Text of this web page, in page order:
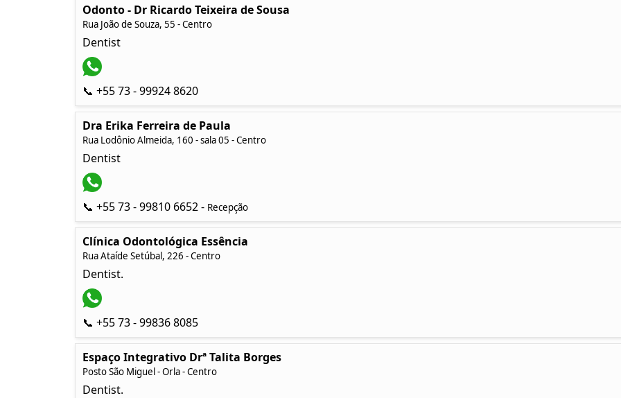
Odonto - Dr Ricardo Teixeira de Sousa
Rua João de Souza, 55 - Centro
Dentist
📞 +55 73 - 99924 8620
Dra Erika Ferreira de Paula
Rua Lodônio Almeida, 160 - sala 05 - Centro
Dentist
📞 +55 73 - 99810 6652 - Recepção
Clínica Odontológica Essência
Rua Ataíde Setúbal, 226 - Centro
Dentist.
📞 +55 73 - 99836 8085
Espaço Integrativo Drª Talita Borges
Posto São Miguel - Orla - Centro
Dentist.